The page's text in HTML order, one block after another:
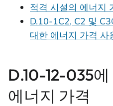
적격 시설의 에너지
D.10-1C2, C2 및
대한 에너지 가격 사
D.10-12-035
에너지 가격